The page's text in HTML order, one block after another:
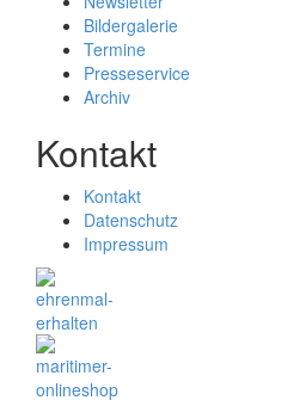
Bildergalerie
Termine
Presseservice
Archiv
Kontakt
Kontakt
Datenschutz
Impressum